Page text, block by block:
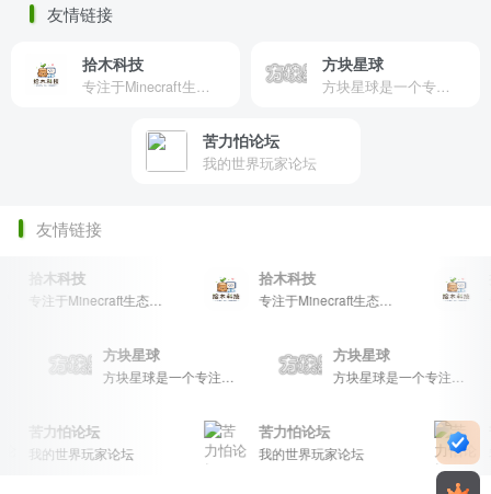
友情链接
拾木科技
专注于Minecraft生态建设
方块星球
方块星球是一个专注于我的世界的中文论坛，提供丰富的资源分享、玩家交流和创意展示，包括地图、皮肤、数据包等内容，打造Minecraft玩家的专属社区乐园！
苦力怕论坛
我的世界玩家论坛
友情链接
拾木科技
专注于Minecraft生态建设
拾木科技
专注于Minecraft生态建设
方块星球 方块星球
苦力怕论坛
我的世界玩家论坛
苦力怕论坛
我的世界玩家论坛